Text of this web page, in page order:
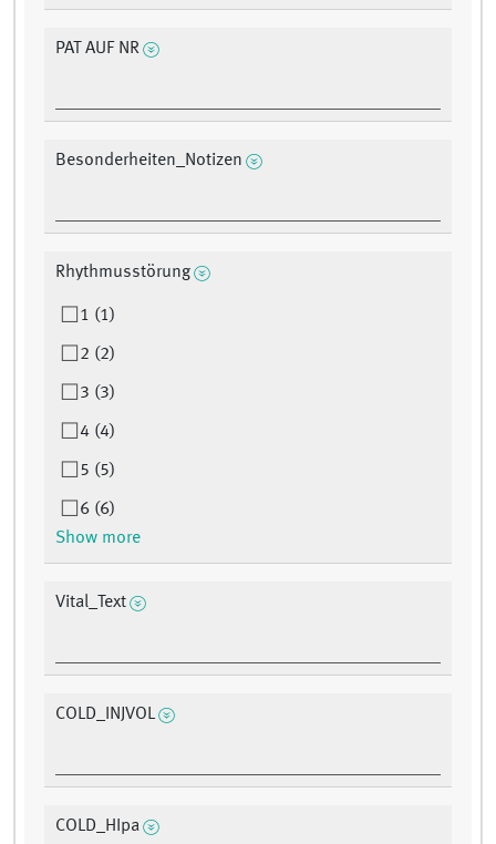
PAT AUF NR
Besonderheiten_Notizen
Rhythmusstörung
1 (1)
2 (2)
3 (3)
4 (4)
5 (5)
6 (6)
Show more
Vital_Text
COLD_INJVOL
COLD_HIpa